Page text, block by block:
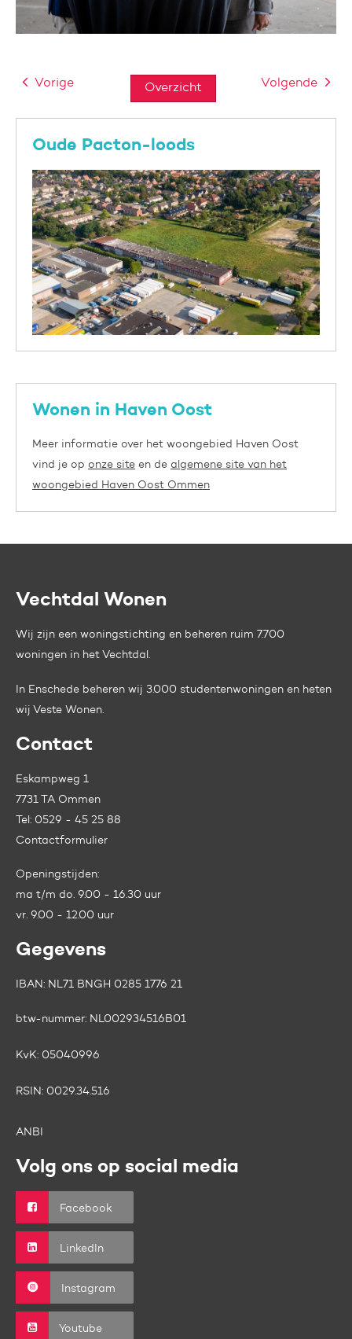
Volgende
Overzicht
Vorige
Oude Pacton-loods
Wonen in Haven Oost
Meer informatie over het woongebied Haven Oost
vind je op onze site en de algemene site van het
woongebied Haven Oost Ommen
Contactinformatie
Vechtdal Wonen
Wij zijn een woningstichting en beheren ruim 7.700
woningen in het Vechtdal.
In Enschede beheren wij 3.000 studentenwoningen en heten
wij Veste Wonen.
Contact
Eskampweg 1
7731 TA Ommen
Tel: 0529 - 45 25 88
Contactformulier
Openingstijden:
ma t/m do. 9.00 - 16.30 uur
vr. 9.00 - 12.00 uur
Gegevens
IBAN: NL71 BNGH 0285 1776 21
btw-nummer: NL002934516B01
KvK: 05040996
RSIN: 0029.34.516
ANBI
Volg ons op social media
Facebook
LinkedIn
Instagram
Youtube